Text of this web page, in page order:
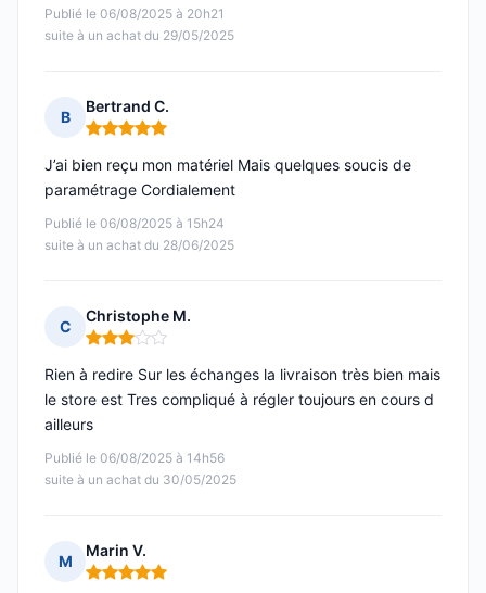
Publié le 06/08/2025 à 20h21
suite à un achat du 29/05/2025
B
Bertrand C.
Note : 5 sur 5
Publié le 06/08/2025 à 15h24
suite à un achat du 28/06/2025
J’ai bien reçu mon matériel Mais quelques soucis de
paramétrage Cordialement
C
Christophe M.
Note : 3 sur 5
Publié le 06/08/2025 à 14h56
suite à un achat du 30/05/2025
Rien à redire Sur les échanges la livraison très bien mais
le store est Tres compliqué à régler toujours en cours d
ailleurs
M
Marin V.
Note : 5 sur 5